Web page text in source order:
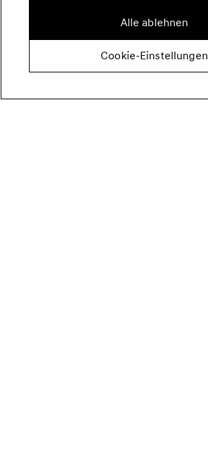
Alle ablehnen
Cookie-Einstellungen